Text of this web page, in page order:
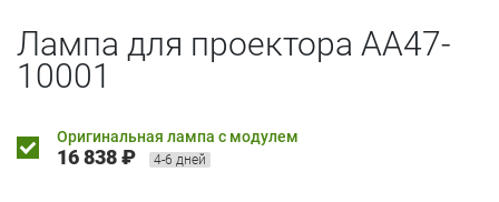
Лампа для проектора AA47-
10001
Оригинальная лампа с модулем
16 838 ₽ 4-6 дней